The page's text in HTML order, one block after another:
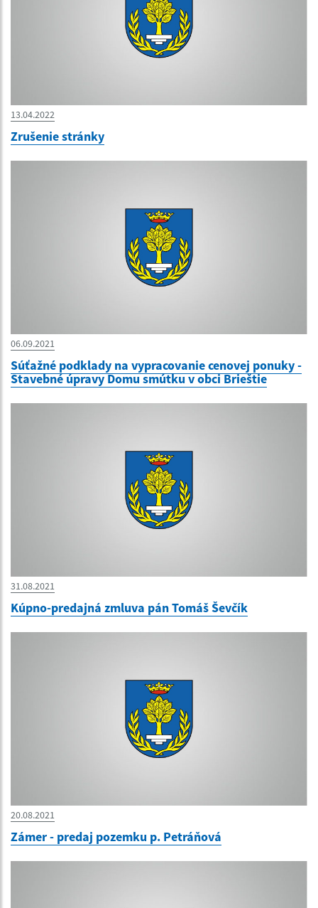
13.04.2022
Zrušenie stránky
06.09.2021
Súťažné podklady na vypracovanie cenovej ponuky -
Stavebné úpravy Domu smútku v obci Brieštie
31.08.2021
Kúpno-predajná zmluva pán Tomáš Ševčík
20.08.2021
Zámer - predaj pozemku p. Petráňová